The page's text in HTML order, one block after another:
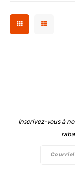
Inscrivez-vous à